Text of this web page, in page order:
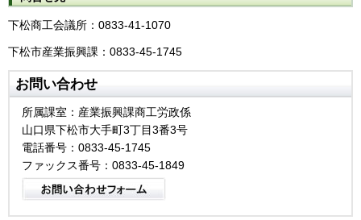
下松商工会議所：0833-41-1070
下松市産業振興課：0833-45-1745
お問い合わせ
所属課室：産業振興課商工労政係
山口県下松市大手町3丁目3番3号
電話番号：0833-45-1745
ファックス番号：0833-45-1849